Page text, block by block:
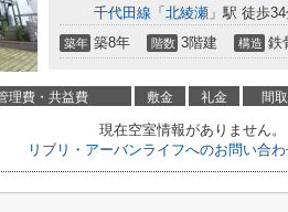
千代田線 「 北綾瀬 」駅 徒歩
築年 築8年 階数 3階建 構造 鉄
理費・共益費 敷金 礼金 間
現在空室情報がありません。
リブリ・アーバンライフへのお問い合